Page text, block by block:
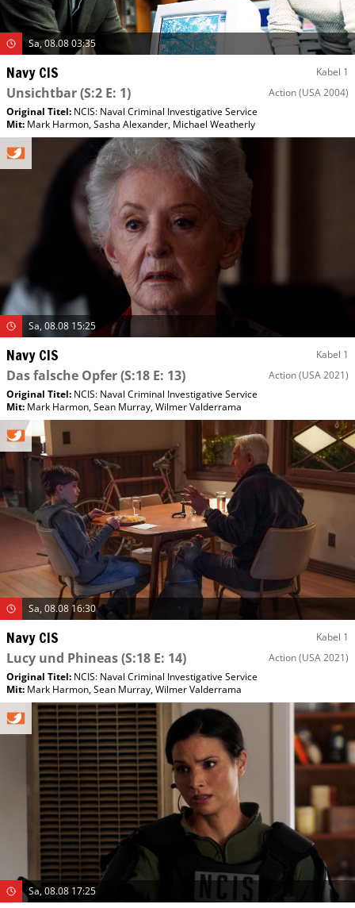
Sa, 08.08 03:35
Navy CIS Kabel 1
Unsichtbar(S:2 E: 1) Action(USA 2004)
Original Titel: NCIS: Naval Criminal Investigative Service
Mit: Mark Harmon,Sasha Alexander, Michael Weatherly
Sa, 08.08 15:25
Navy CIS Kabel 1
Das falsche Opfer(S:18 E: 13) Action(USA 2021)
Original Titel: NCIS: Naval Criminal Investigative Service
Mit: Mark Harmon,Sean Murray,Wilmer Valderrama
Sa, 08.08 16:30
Navy CIS Kabel 1
Lucy und Phineas(S:18 E: 14) Action(USA 2021)
Original Titel: NCIS: Naval Criminal Investigative Service
Mit: Mark Harmon,Sean Murray,Wilmer Valderrama
Sa, 08.08 17:25